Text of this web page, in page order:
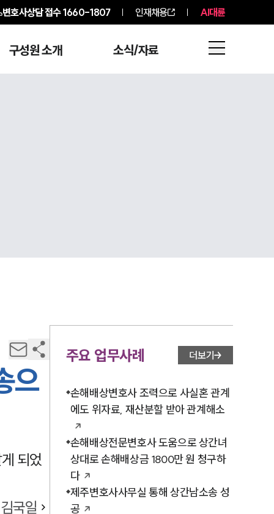
변호사상담 접수1660-1807 인재채용 AI대륜
구성원 소개 소식/자료
으
되었
김국일
주요 업무사례 더보기
손해배상변호사 조력으로 사실혼 관계
에도 위자료, 재산분할 받아 관계해소
손해배상전문변호사 도움으로 상간녀
상대로 손해배상금 1800만 원 청구하
다
제주변호사사무실 통해 상간남소송 성
공